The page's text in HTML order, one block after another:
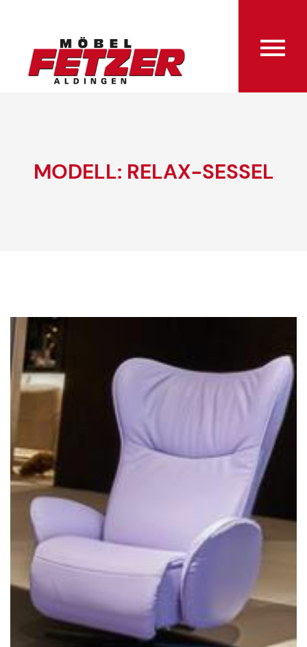
MODELL: RELAX-SESSEL